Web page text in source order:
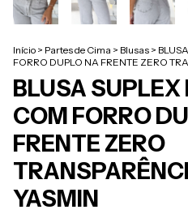
Início > Partes de Cima > Blusas >
FORRO DUPLO NA FRENTE ZERO
BLUSA SUPLEX
COM FORRO
FRENTE ZERO
YASMIN